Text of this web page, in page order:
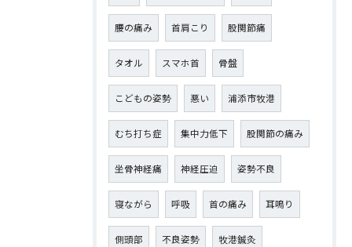
腰の痛み 首肩こり 股関節痛
タオル スマホ首 骨盤
こどもの姿勢 悪い 浦添市牧港
むち打ち症 集中力低下 股関節の痛み
坐骨神経痛 神経圧迫 姿勢不良
寝ながら 呼吸 首の痛み 耳鳴り
側頭部 不良姿勢 牧港鍼灸